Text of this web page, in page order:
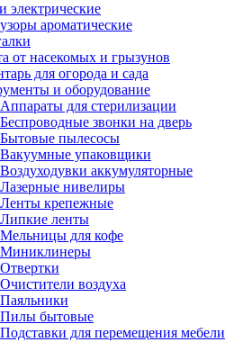
электрические
ароматические
от насекомых и грызунов
для огорода и сада
и оборудование
Аппараты для стерилизации
Беспроводные звонки на дверь
Бытовые пылесосы
Вакуумные упаковщики
Воздуходувки аккумуляторные
Лазерные нивелиры
Ленты крепежные
Липкие ленты
Мельницы для кофе
Миниклинеры
Отвертки
Очистители воздуха
Паяльники
Пилы бытовые
Подставки для перемещения мебели